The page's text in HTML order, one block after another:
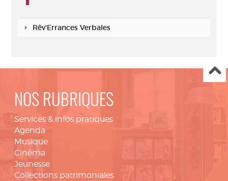
Rêv'Errances Verbales
NOS RUBRIQUES
Services & infos pratiques
Agenda
Musique
Cinéma
Jeunesse
Collections patrimoniales